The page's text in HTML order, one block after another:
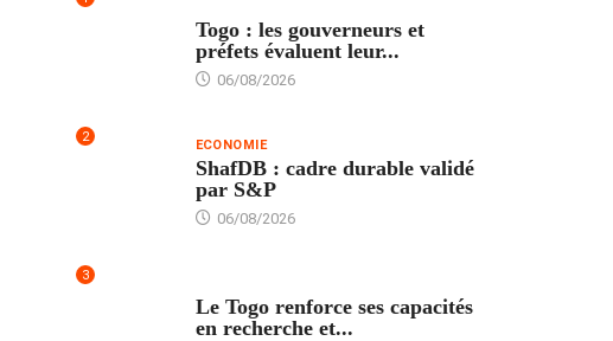
Togo : les gouverneurs et
préfets évaluent leur...
06/08/2026
2 ECONOMIE
ShafDB : cadre durable validé
par S&P
06/08/2026
3
Le Togo renforce ses capacités
en recherche et...